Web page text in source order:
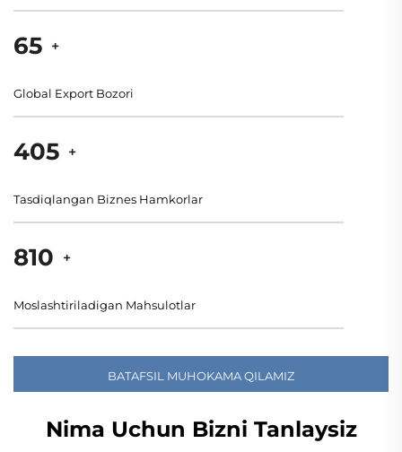
80 +
Global Export Bozori
500 +
Tasdiqlangan Biznes Hamkorlar
1000
Moslashtiriladigan Mahsulotlar
BATAFSIL MUHOKAMA QILAMIZ
Nima Uchun Bizni Tanlaysiz